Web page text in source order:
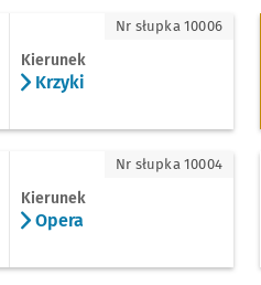
Kierunek
Krzyki
Nr słupka 10006
Kierunek
Opera
Nr słupka 10004